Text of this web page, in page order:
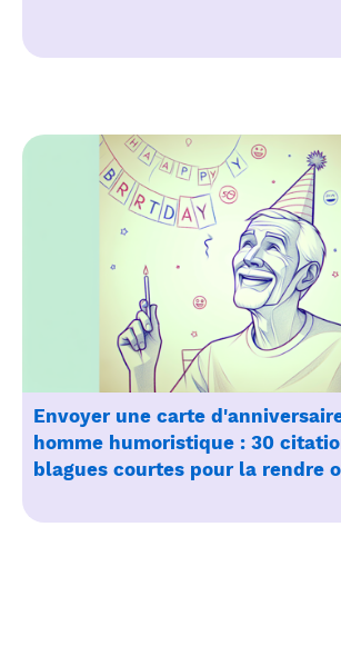
Envoyer une carte
homme humoristique : 30
blagues courtes pour la rendre